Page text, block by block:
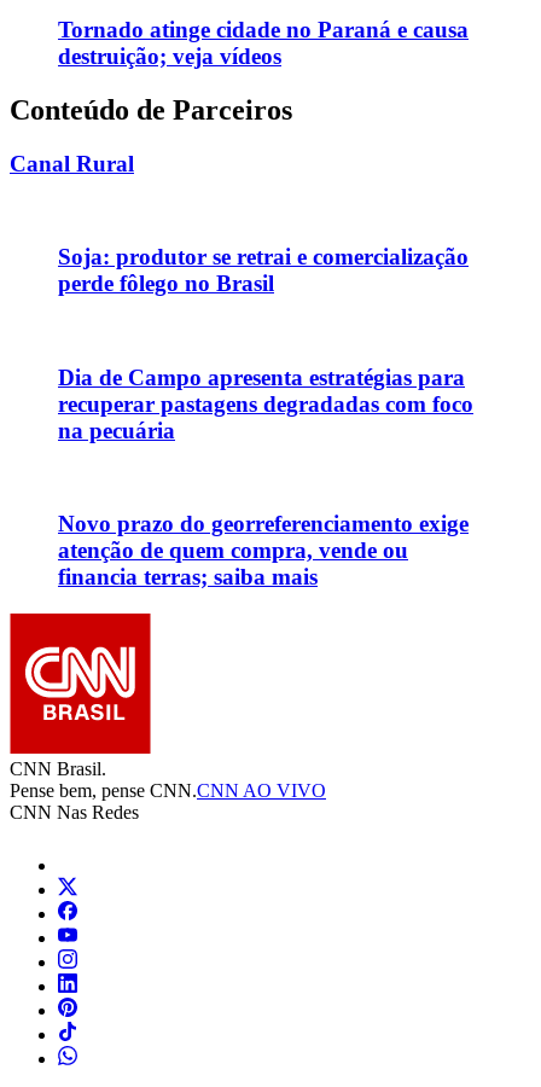
Tornado atinge cidade no Paraná e causa
destruição; veja vídeos
Conteúdo de Parceiros
Canal Rural
Soja: produtor se retrai e comercialização
perde fôlego no Brasil
Dia de Campo apresenta estratégias para
recuperar pastagens degradadas com foco
na pecuária
Novo prazo do georreferenciamento exige
atenção de quem compra, vende ou
financia terras; saiba mais
CNN Brasil.
Pense bem, pense CNN.CNN AO VIVO
CNN Nas Redes